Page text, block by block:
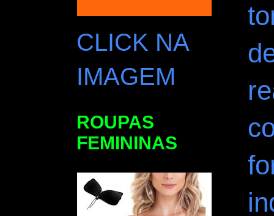
CLICK NA
IMAGEM
ROUPAS
FEMININAS